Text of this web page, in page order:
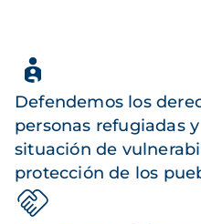
Defendemos los
personas refugiadas
situación de
protección de los